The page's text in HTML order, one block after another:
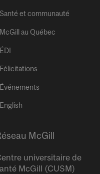
Santé et communauté
McGill au Québec
ÉDI
Félicitations
Événements
English
McGill
universitaire de
McGill (CUSM)